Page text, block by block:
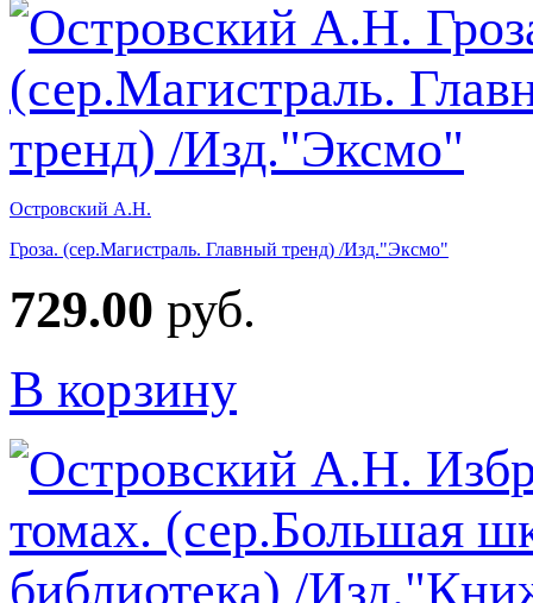
Островский А.Н.
Гроза. (сер.Магистраль. Главный тренд) /Изд."Эксмо"
729.00 руб.
В корзину